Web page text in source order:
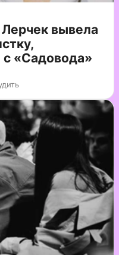
вывела
«Садовода»